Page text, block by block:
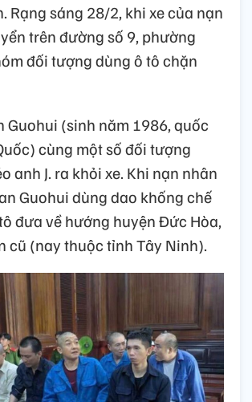
Rạng sáng 28/2, khi xe của nạn
trên đường số 9, phường
đối tượng dùng ô tô chặn
Guohui (sinh năm 1986, quốc
cùng một số đối tượng
anh J. ra khỏi xe. Khi nạn nhân
Guohui dùng dao khống chế
đưa về hướng huyện Đức Hòa,
cũ (nay thuộc tỉnh Tây Ninh).